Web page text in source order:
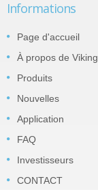
Informations
Page d'accueil
À propos de Viking
Produits
Nouvelles
Application
FAQ
Investisseurs
CONTACT